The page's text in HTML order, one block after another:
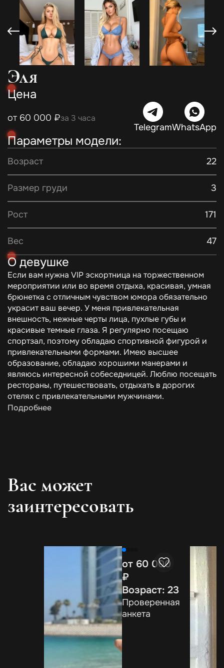
Эля
Цена
от 60 000 ₽за 3 часа
TelegramWhatsApp
Параметры модели:
Возраст 22
Размер груди 3
Рост 171
Вес 47
О девушке
Если вам нужна VIP эскортница на торжественном
мероприятии или во время отдыха, красивая, умная
брюнетка с отличным чувством юмора обязательно
украсит ваш вечер. У меня привлекательная
внешность, нежные черты лица, пухлые губы и
красивые темные глаза. Я регулярно посещаю
спортзал, поэтому обладаю спортивной фигурой и
привлекательными формами. Имею высшее
образование, обладаю хорошими манерами и
являюсь интересной собеседницей. Люблю посещать
рестораны, путешествовать, отдыхать в дорогих
отелях с привлекательными мужчинами.
Подробнее
Вас может
заинтересовать
от 60 000
₽
Возраст: 23
Проверенная
анкета